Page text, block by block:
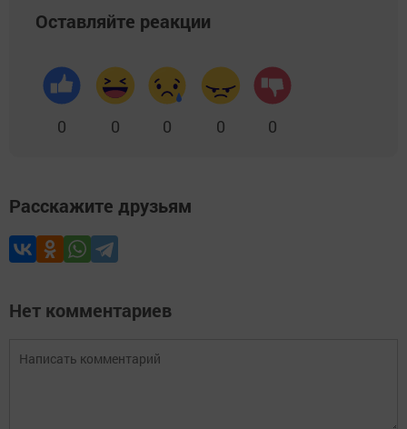
Оставляйте реакции
0 0 0 0 0
Расскажите друзьям
Нет комментариев